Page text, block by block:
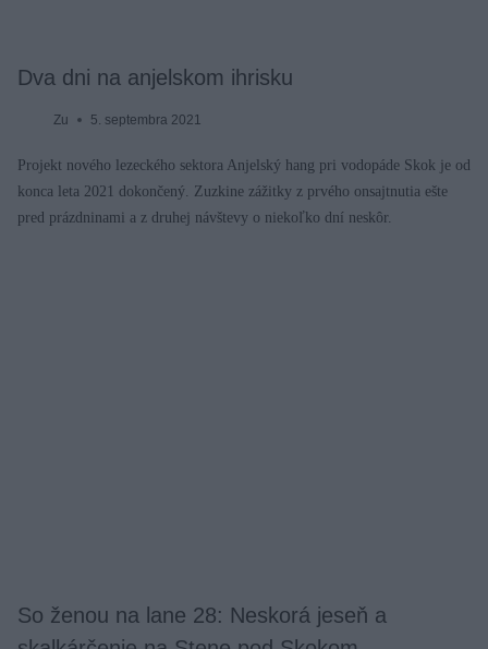
Dva dni na anjelskom ihrisku
Zu 5. septembra 2021
Projekt nového lezeckého sektora Anjelský hang pri vodopáde Skok je od
konca leta 2021 dokončený. Zuzkine zážitky z prvého onsajtnutia ešte
pred prázdninami a z druhej návštevy o niekoľko dní neskôr.
So ženou na lane 28: Neskorá jeseň a